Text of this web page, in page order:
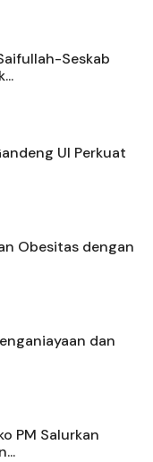
Seskab
UI Perkuat
Obesitas dengan
dan
PM Salurkan